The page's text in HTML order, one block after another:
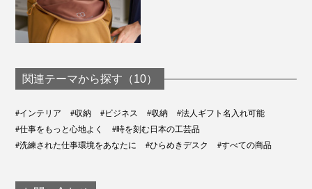
関連テーマから探す（10）
#インテリア #収納 #ビジネス #収納
#法人ギフト名入れ可能
#仕事をもっと心地よく
#時を刻む日本の工芸品
#洗練された仕事環境をあなたに
#ひらめきデスク #すべての商品